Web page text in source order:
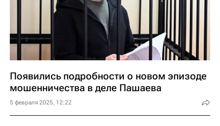
Появились подробности о новом эпизоде
мошенничества в деле Пашаева
5 февраля 2025, 12:22